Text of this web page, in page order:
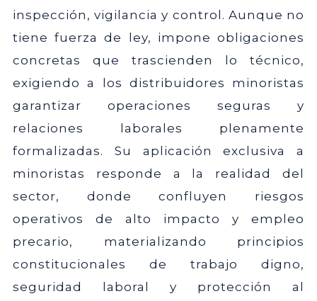
inspección, vigilancia y control. Aunque no
tiene fuerza de ley, impone obligaciones
concretas que trascienden lo técnico,
exigiendo a los distribuidores minoristas
garantizar operaciones seguras y
relaciones laborales plenamente
formalizadas. Su aplicación exclusiva a
minoristas responde a la realidad del
sector, donde confluyen riesgos
operativos de alto impacto y empleo
precario, materializando principios
constitucionales de trabajo digno,
seguridad laboral y protección al